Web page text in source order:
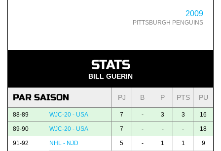
2009
PITTSBURGH PENGUINS
STATS
BILL GUERIN
PAR SAISON PJ B P PTS PU
88-89 WJC-20 - USA 7 - 3 3 16
89-90 WJC-20 - USA 7 - - - 18
91-92 NHL - NJD 5 - 1 1 9